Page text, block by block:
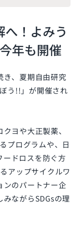
へ！よみう
年も開催
き、夏期自由研究
う!!」が開催され
ヨや大正製薬、
プログラムや、日
ドロスを防ぐ方
アップサイクルワ
ンのパートナー企
ながらSDGsの理